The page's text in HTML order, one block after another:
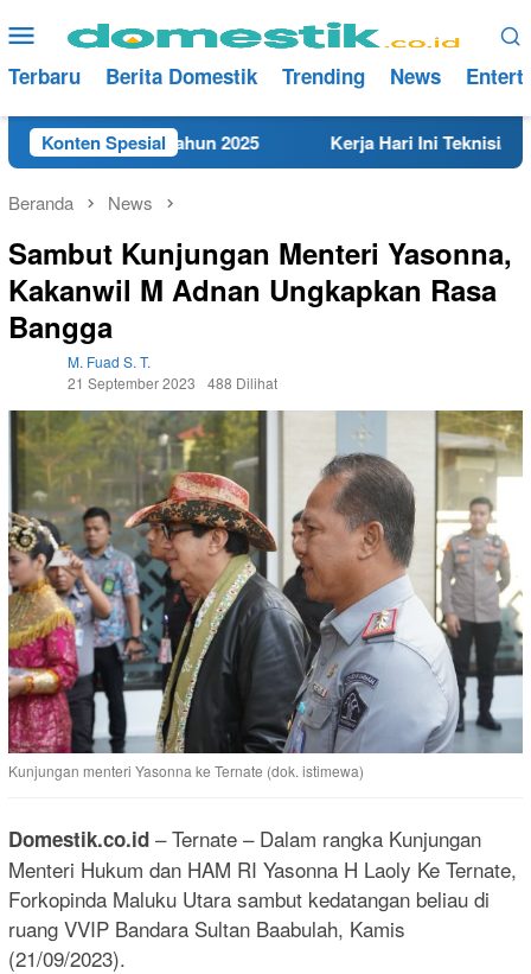
ke
konten
Menu
Mobile
Terbaru Berita Domestik Trending News
Konten Spesial
Rembang Tahun 2025 Kerja Hari Ini Teknisi/
Beranda News
Sambut Kunjungan Menteri Yasonna,
Kakanwil M Adnan Ungkapkan Rasa
Bangga
M. Fuad S. T.
21 September 2023
488 Dilihat
Kunjungan menteri Yasonna ke Ternate (dok. istimewa)
Domestik.co.id – Ternate – Dalam rangka Kunjungan
Menteri Hukum dan HAM RI Yasonna H Laoly Ke Ternate,
Forkopinda Maluku Utara sambut kedatangan beliau di
ruang VVIP Bandara Sultan Baabulah, Kamis
(21/09/2023).